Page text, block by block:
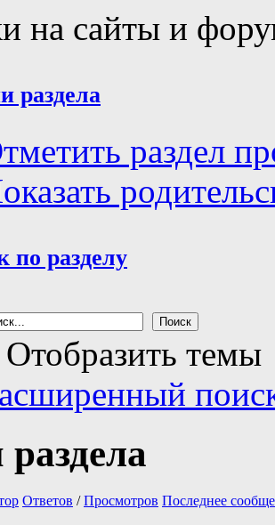
на сайты и
раздела
раздел
по разделу
Отобразить темы
Ответов /Просмотров Последнее